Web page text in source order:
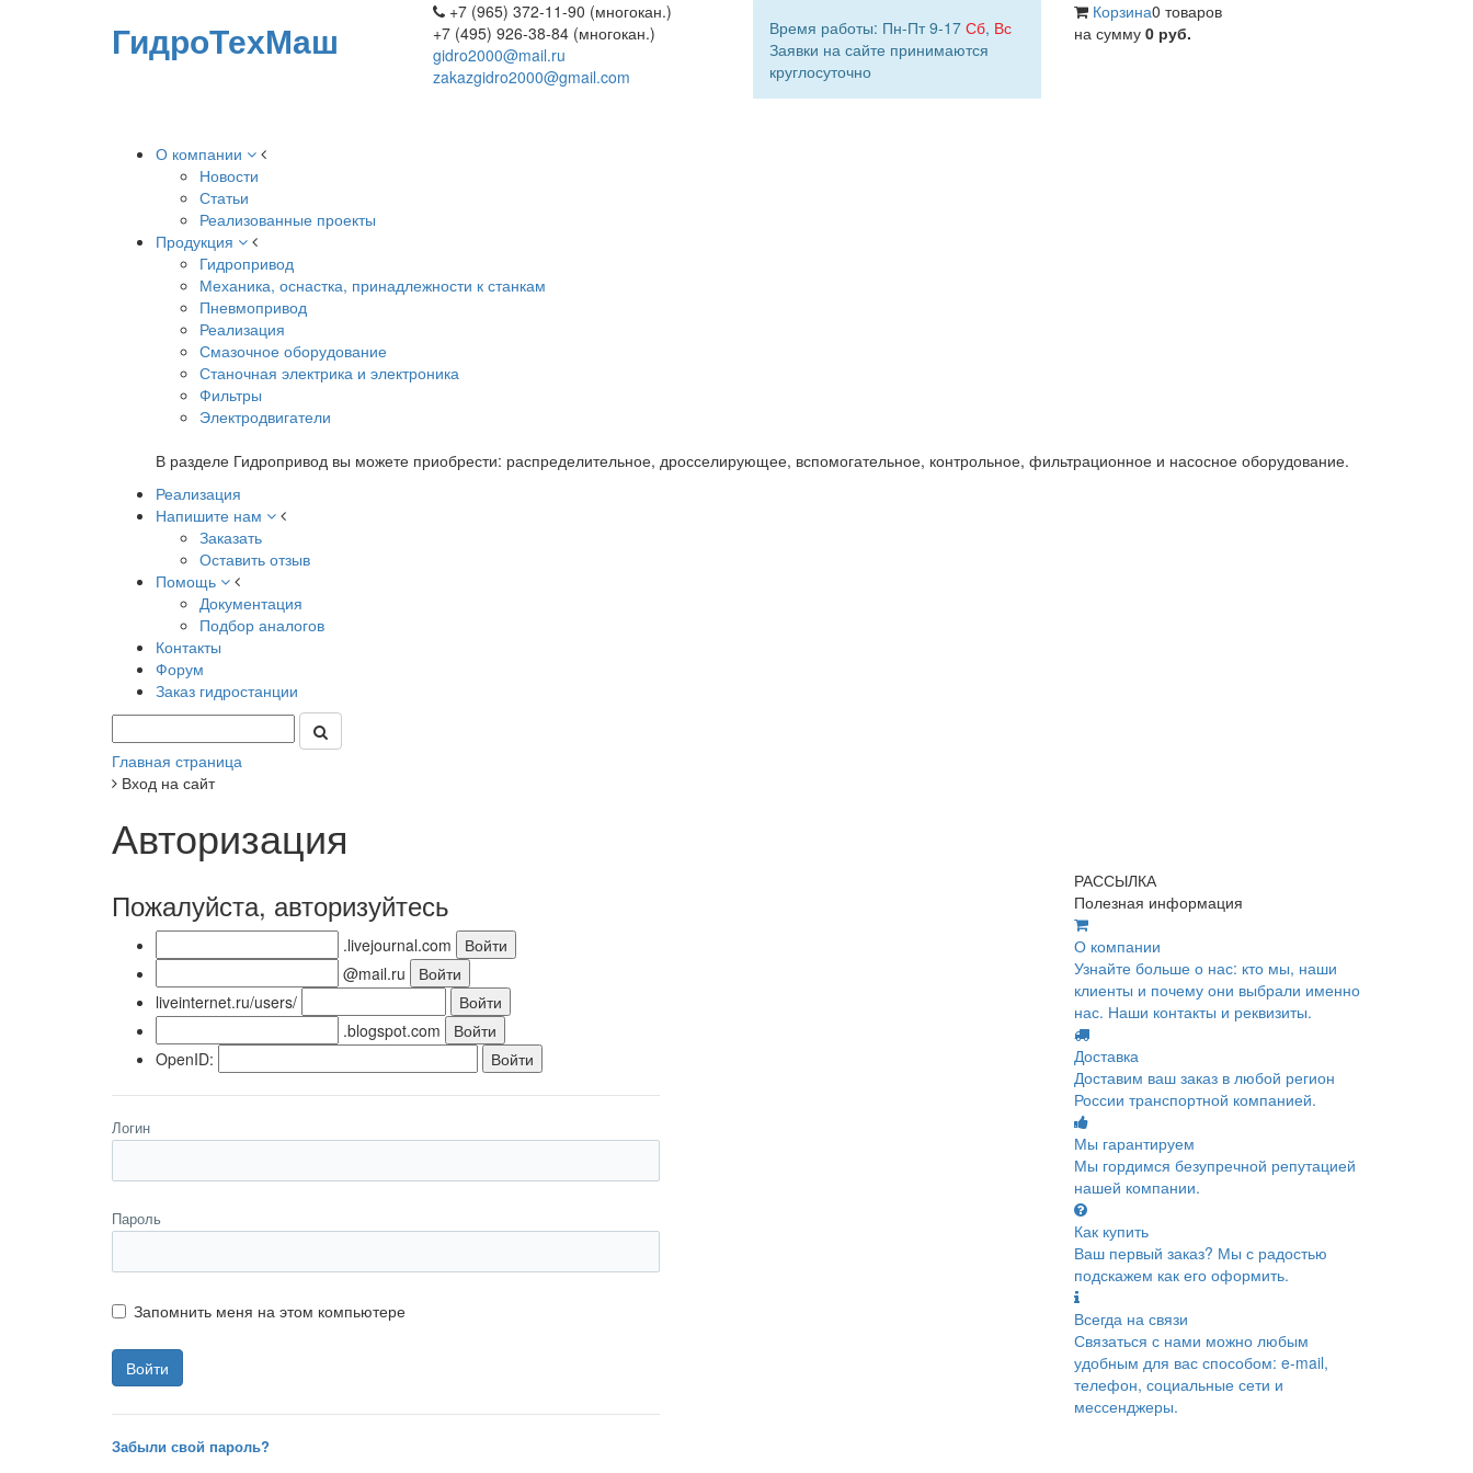
ГидроТехМаш
+7 (965) 372-11-90 (многокан.)
+7 (495) 926-38-84 (многокан.)
gidro2000@mail.ru
zakazgidro2000@gmail.com
Время работы: Пн-Пт 9-17 Сб, Вс
Заявки на сайте принимаются
круглосуточно
Корзина0 товаров
на сумму 0 руб.
О компании
Новости
Статьи
Реализованные проекты
Продукция
Гидропривод
Механика, оснастка, принадлежности к станкам
Пневмопривод
Реализация
Смазочное оборудование
Станочная электрика и электроника
Фильтры
Электродвигатели
В разделе Гидропривод вы можете приобрести: распределительное, дросселирующее, вспомогательное, контрольное, фильтрационное и насосное оборудование.
Реализация
Напишите нам
Заказать
Оставить отзыв
Помощь
Документация
Подбор аналогов
Контакты
Форум
Заказ гидростанции
Главная страница
Вход на сайт
Авторизация
Пожалуйста, авторизуйтесь
.livejournal.com
@mail.ru
liveinternet.ru/users/
.blogspot.com
OpenID:
Логин
Пароль
Запомнить меня на этом компьютере
Забыли свой пароль?
РАССЫЛКА
Полезная информация
О компании
Узнайте больше о нас: кто мы, наши
клиенты и почему они выбрали именно
нас. Наши контакты и реквизиты.
Доставка
Доставим ваш заказ в любой регион
России транспортной компанией.
Мы гарантируем
Мы гордимся безупречной репутацией
нашей компании.
Как купить
Ваш первый заказ? Мы с радостью
подскажем как его оформить.
Всегда на связи
Связаться с нами можно любым
удобным для вас способом: e-mail,
телефон, социальные сети и
мессенджеры.